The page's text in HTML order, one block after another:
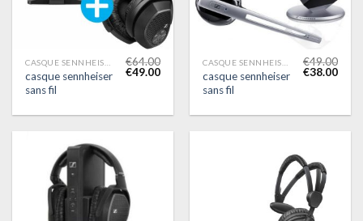
casque sennheiser
sans fil
€64.00
€49.00
casque sennheiser
sans fil
€49.00
€38.00